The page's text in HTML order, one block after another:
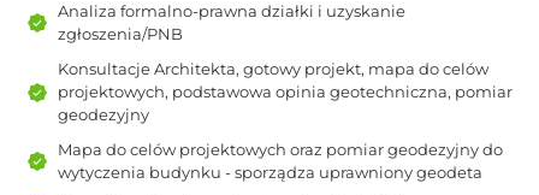
Analiza formalno-prawna działki i uzyskanie
zgłoszenia/PNB
Konsultacje Architekta, gotowy projekt, mapa do celów
projektowych, podstawowa opinia geotechniczna, pomiar
geodezyjny
Mapa do celów projektowych oraz pomiar geodezyjny do
wytyczenia budynku - sporządza uprawniony geodeta